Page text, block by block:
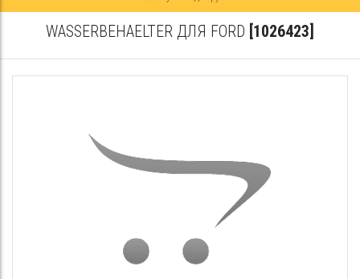
WASSERBEHAELTER ДЛЯ FORD [1026423]